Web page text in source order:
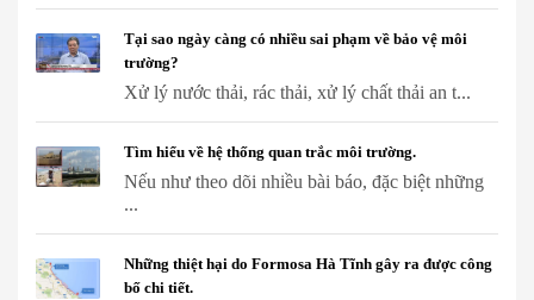
Tại sao ngày càng có nhiều sai phạm về bảo vệ môi
trường?
Xử lý nước thải, rác thải, xử lý chất thải an t...
Tìm hiểu về hệ thống quan trắc môi trường.
Nếu như theo dõi nhiều bài báo, đặc biệt những
...
Những thiệt hại do Formosa Hà Tĩnh gây ra được công
bố chi tiết.